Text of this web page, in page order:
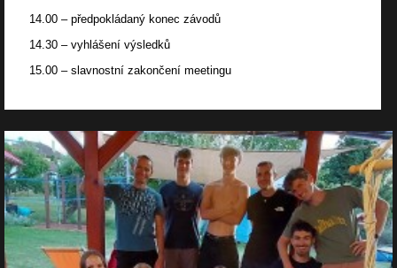
14.00 – předpokládaný konec závodů
14.30 – vyhlášení výsledků
15.00 – slavnostní zakončení meetingu